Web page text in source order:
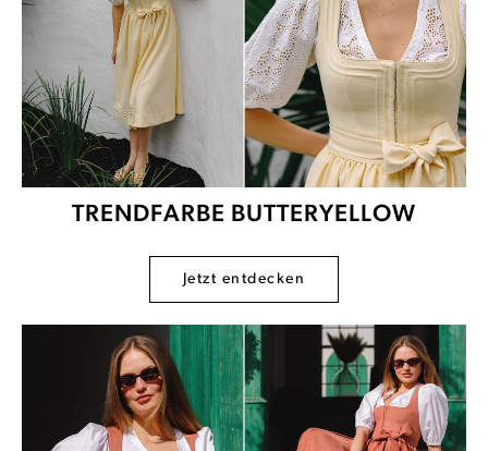
TRENDFARBE BUTTERYELLOW
Jetzt entdecken